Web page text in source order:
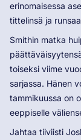
erinomaisessa
tittelinsä ja
Smithin matka
toiseksi viime
sarjassa. Hänen
tammikuussa on
eeppiselle
Jahtaa tiiviisti